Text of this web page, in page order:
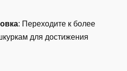
: Переходите к более
для достижения